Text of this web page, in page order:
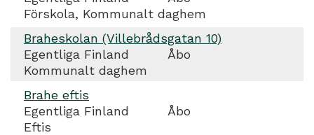
Förskola, Kommunalt daghem
Braheskolan (Villebrådsgatan 10)
Egentliga Finland
Åbo
Kommunalt daghem
Brahe eftis
Egentliga Finland
Åbo
Eftis